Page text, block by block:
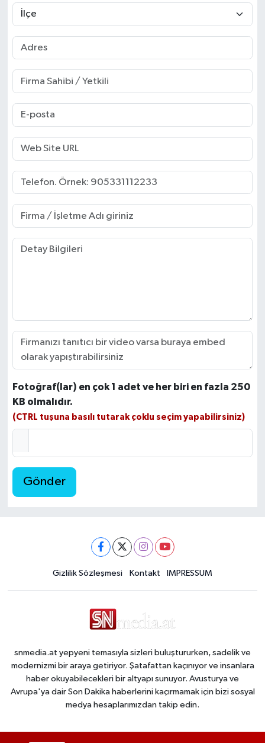
Fotoğraf(lar) en çok 1 adet ve her biri en fazla 250
KB olmalıdır.
(CTRL tuşuna basılı tutarak çoklu seçim yapabilirsiniz)
Gönder
Gizlilik Sözleşmesi Kontakt IMPRESSUM
snmedia.at yepyeni temasıyla sizleri buluştururken, sadelik ve
modernizmi bir araya getiriyor. Şatafattan kaçınıyor ve insanlara
haber okuyabilecekleri bir altyapı sunuyor. Avusturya ve
Avrupa'ya dair Son Dakika haberlerini kaçırmamak için bizi sosyal
medya hesaplarımızdan takip edin.